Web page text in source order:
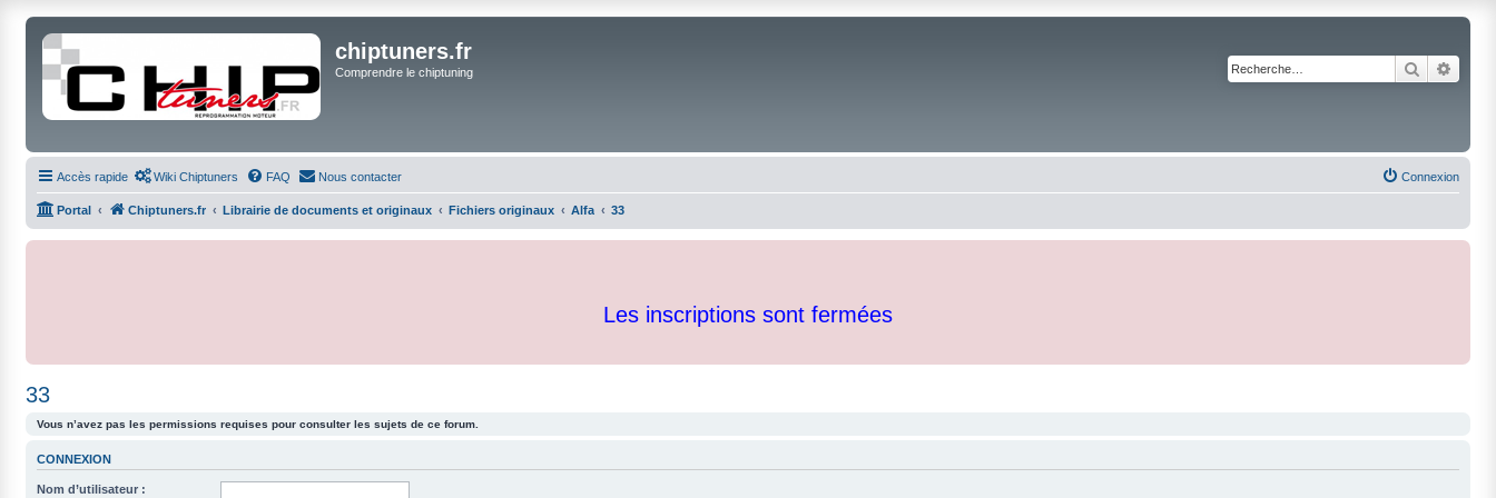
chiptuners.fr
Comprendre le chiptuning Rechercher
Accès rapide Wiki Chiptuners FAQ Nous contacter Connexion
Portal Chiptuners.fr Librairie de documents et originaux Fichiers originaux Alfa 33
Les inscriptions sont fermées
33
Vous n’avez pas les permissions requises pour consulter les sujets de ce forum.
CONNEXION
Nom d’utilisateur :